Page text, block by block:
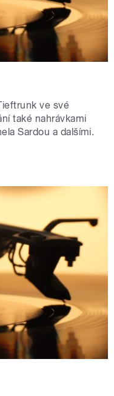
ve své
také nahrávkami
Sardou a dalšími.